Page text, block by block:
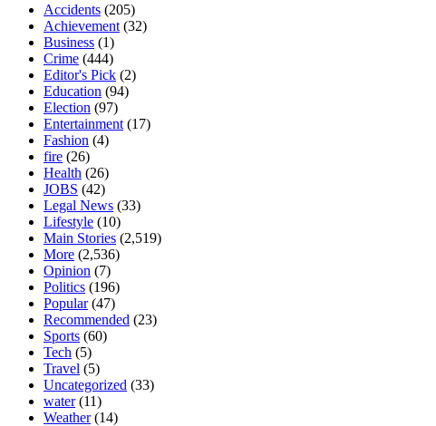
Accidents (205)
Achievement (32)
Business (1)
Crime (444)
Editor's Pick (2)
Education (94)
Election (97)
Entertainment (17)
Fashion (4)
fire (26)
Health (26)
JOBS (42)
Legal News (33)
Lifestyle (10)
Main Stories (2,519)
More (2,536)
Opinion (7)
Politics (196)
Popular(47)
Recommended (23)
Sports (60)
Tech (5)
Travel (5)
Uncategorized (33)
water(11)
Weather(14)